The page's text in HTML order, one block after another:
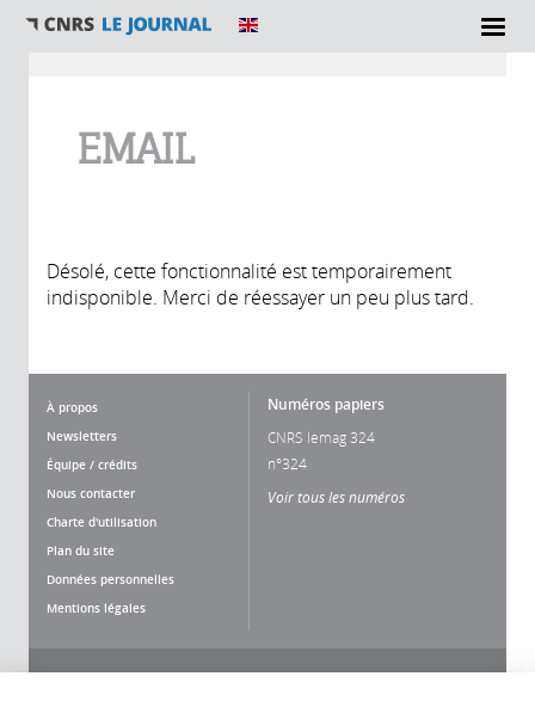
EMAIL
Désolé, cette fonctionnalité est temporairement
indisponible. Merci de réessayer un peu plus tard.
À propos
Newsletters
Équipe / crédits
Nous contacter
Charte d'utilisation
Plan du site
Données personnelles
Mentions légales
Numéros papiers
CNRS lemag 324
n°324
Voir tous les numéros